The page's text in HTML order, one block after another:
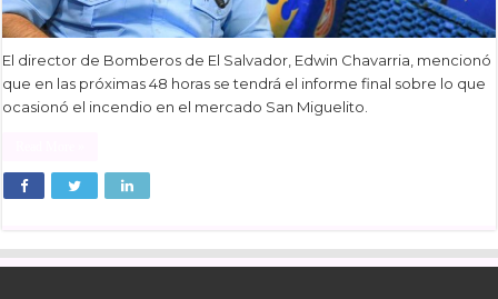
El director de Bomberos de El Salvador, Edwin Chavarria, mencionó
que en las próximas 48 horas se tendrá el informe final sobre lo que
ocasionó el incendio en el mercado San Miguelito.